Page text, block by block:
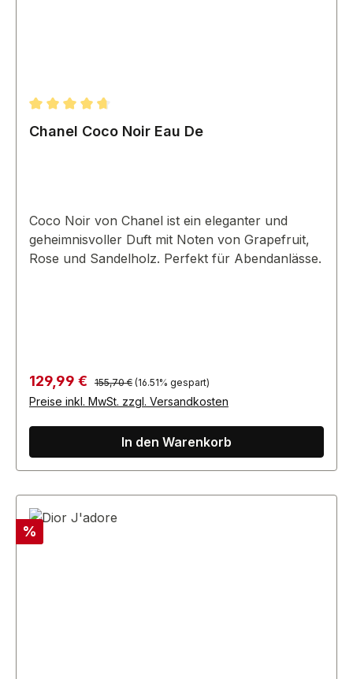
Durchschnittliche Bewertung von 4.67 von 5 Sternen
Chanel Coco Noir Eau De
Coco Noir von Chanel ist ein eleganter und
geheimnisvoller Duft mit Noten von Grapefruit,
Rose und Sandelholz. Perfekt für Abendanlässe.
Verkaufspreis:
129,99 € Regulärer Preis:
155,70 € (16.51% gespart)
Preise inkl. MwSt. zzgl. Versandkosten
In den Warenkorb
Rabatt
%